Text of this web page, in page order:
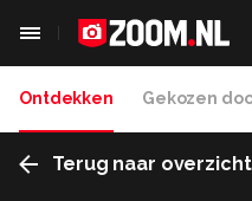
Ontdekken Gekozen
Terug naar overzicht